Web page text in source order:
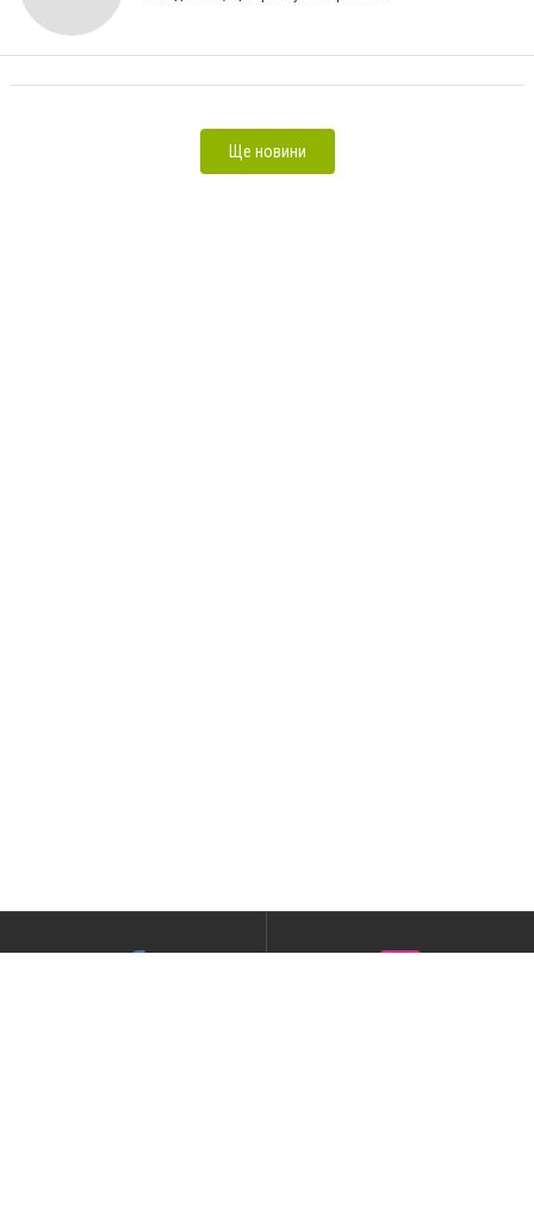
застосування [ПАРТНЕРСЬКИЙ МАТЕРІАЛ]
Надежный крепеж для ответственных задач: почему важен правильный выбор метизов [На
правах реклами]
Ще новини